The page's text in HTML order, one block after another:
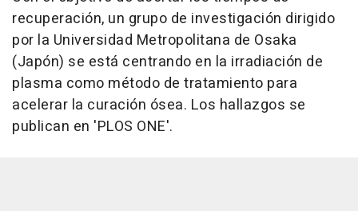
recuperación, un grupo de investigación dirigido
por la Universidad Metropolitana de Osaka
(Japón) se está centrando en la irradiación de
plasma como método de tratamiento para
acelerar la curación ósea. Los hallazgos se
publican en 'PLOS ONE'.